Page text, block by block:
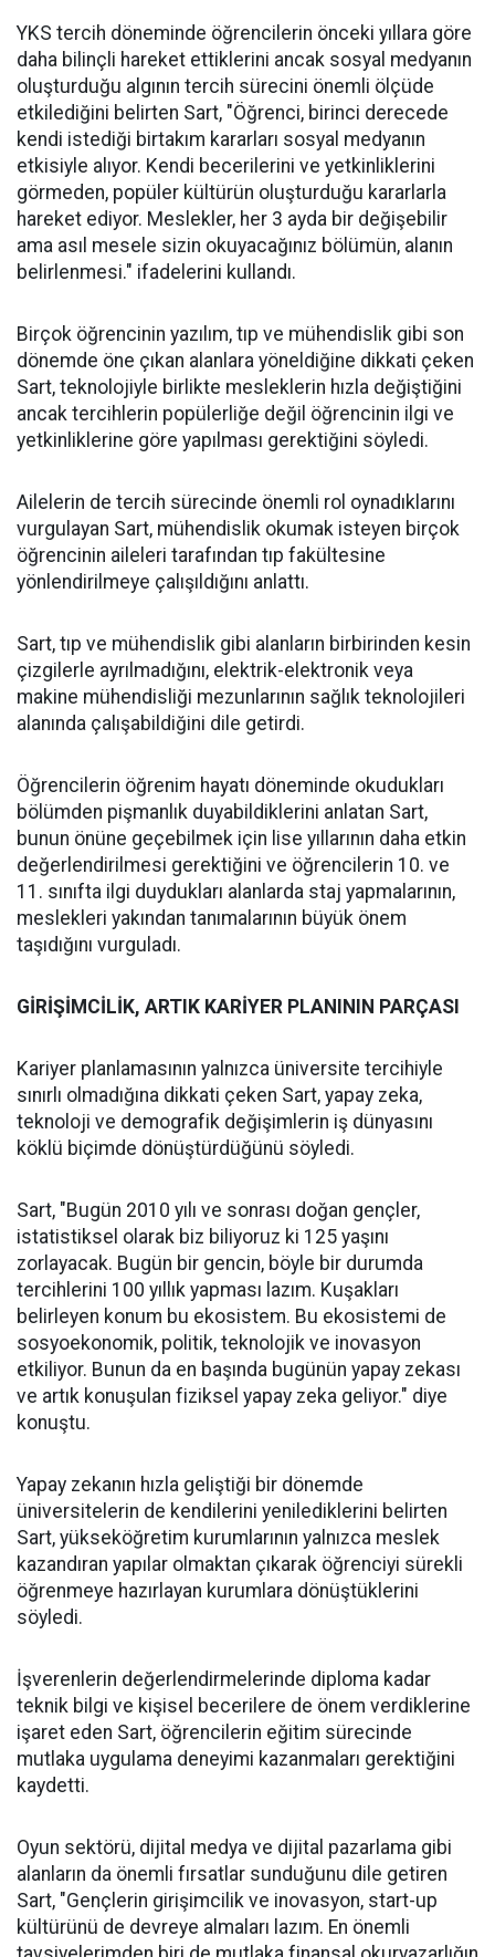
YKS tercih döneminde öğrencilerin önceki yıllara göre
daha bilinçli hareket ettiklerini ancak sosyal medyanın
oluşturduğu algının tercih sürecini önemli ölçüde
etkilediğini belirten Sart, "Öğrenci, birinci derecede
kendi istediği birtakım kararları sosyal medyanın
etkisiyle alıyor. Kendi becerilerini ve yetkinliklerini
görmeden, popüler kültürün oluşturduğu kararlarla
hareket ediyor. Meslekler, her 3 ayda bir değişebilir
ama asıl mesele sizin okuyacağınız bölümün, alanın
belirlenmesi." ifadelerini kullandı.
Birçok öğrencinin yazılım, tıp ve mühendislik gibi son
dönemde öne çıkan alanlara yöneldiğine dikkati çeken
Sart, teknolojiyle birlikte mesleklerin hızla değiştiğini
ancak tercihlerin popülerliğe değil öğrencinin ilgi ve
yetkinliklerine göre yapılması gerektiğini söyledi.
Ailelerin de tercih sürecinde önemli rol oynadıklarını
vurgulayan Sart, mühendislik okumak isteyen birçok
öğrencinin aileleri tarafından tıp fakültesine
yönlendirilmeye çalışıldığını anlattı.
Sart, tıp ve mühendislik gibi alanların birbirinden kesin
çizgilerle ayrılmadığını, elektrik-elektronik veya
makine mühendisliği mezunlarının sağlık teknolojileri
alanında çalışabildiğini dile getirdi.
Öğrencilerin öğrenim hayatı döneminde okudukları
bölümden pişmanlık duyabildiklerini anlatan Sart,
bunun önüne geçebilmek için lise yıllarının daha etkin
değerlendirilmesi gerektiğini ve öğrencilerin 10. ve
11. sınıfta ilgi duydukları alanlarda staj yapmalarının,
meslekleri yakından tanımalarının büyük önem
taşıdığını vurguladı.
GİRİŞİMCİLİK, ARTIK KARİYER PLANININ PARÇASI
Kariyer planlamasının yalnızca üniversite tercihiyle
sınırlı olmadığına dikkati çeken Sart, yapay zeka,
teknoloji ve demografik değişimlerin iş dünyasını
köklü biçimde dönüştürdüğünü söyledi.
Sart, "Bugün 2010 yılı ve sonrası doğan gençler,
istatistiksel olarak biz biliyoruz ki 125 yaşını
zorlayacak. Bugün bir gencin, böyle bir durumda
tercihlerini 100 yıllık yapması lazım. Kuşakları
belirleyen konum bu ekosistem. Bu ekosistemi de
sosyoekonomik, politik, teknolojik ve inovasyon
etkiliyor. Bunun da en başında bugünün yapay zekası
ve artık konuşulan fiziksel yapay zeka geliyor." diye
konuştu.
Yapay zekanın hızla geliştiği bir dönemde
üniversitelerin de kendilerini yenilediklerini belirten
Sart, yükseköğretim kurumlarının yalnızca meslek
kazandıran yapılar olmaktan çıkarak öğrenciyi sürekli
öğrenmeye hazırlayan kurumlara dönüştüklerini
söyledi.
İşverenlerin değerlendirmelerinde diploma kadar
teknik bilgi ve kişisel becerilere de önem verdiklerine
işaret eden Sart, öğrencilerin eğitim sürecinde
mutlaka uygulama deneyimi kazanmaları gerektiğini
kaydetti.
Oyun sektörü, dijital medya ve dijital pazarlama gibi
alanların da önemli fırsatlar sunduğunu dile getiren
Sart, "Gençlerin girişimcilik ve inovasyon, start-up
kültürünü de devreye almaları lazım. En önemli